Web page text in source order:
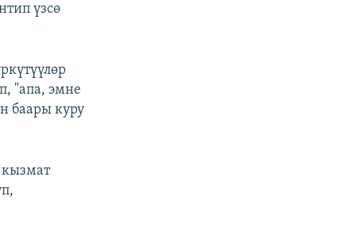
үзсө
"апа, эмне
баары куру